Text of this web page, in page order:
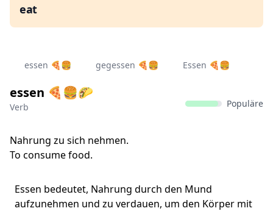
eat
essen 🍕🍔 gegessen 🍕🍔 Essen 🍕🍔
essen 🍕🍔🌮
Verb Populäre
Nahrung zu sich nehmen.
To consume food.
Essen bedeutet, Nahrung durch den Mund
aufzunehmen und zu verdauen, um den Körper mit